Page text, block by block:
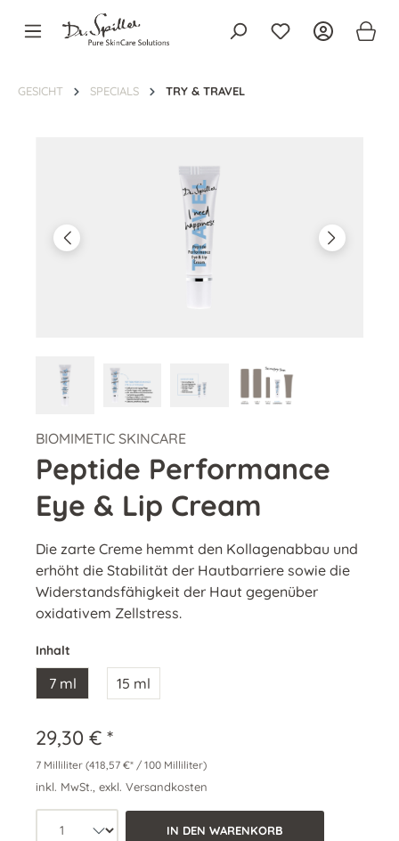
springen
GESICHT SPECIALS TRY & TRAVEL
BIOMIMETIC SKINCARE
Peptide Performance
Eye & Lip Cream
Die zarte Creme hemmt den Kollagenabbau und
erhöht die Stabilität der Hautbarriere sowie die
Widerstandsfähigkeit der Haut gegenüber
oxidativem Zellstress.
Inhalt
7 ml 15 ml
29,30 € *
7 Milliliter (418,57 €* / 100 Milliliter)
inkl. MwSt., exkl. Versandkosten
Produkt Anzahl: Wähle die
IN DEN WARENKORB